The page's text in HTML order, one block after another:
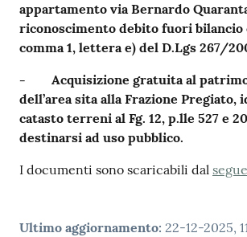
appartamento via Bernardo
riconoscimento debito fuori bilancio
comma 1, lettera e) del D.Lgs 267/
- Acquisizione gratuita al
dell’area sita alla Frazione Pregiato,
catasto terreni al Fg. 12, p.lle 527 e
destinarsi ad uso pubblico.
I documenti sono scaricabili dal
Ultimo aggiornamento: 22-12-2025,